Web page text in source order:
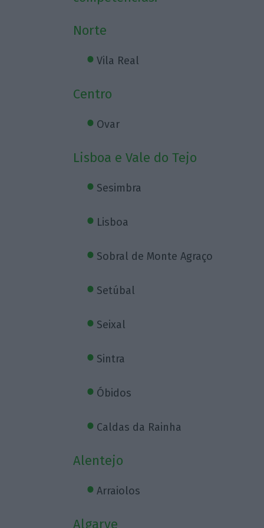
Norte
Vila Real
Centro
Ovar
Lisboa e Vale do Tejo
Sesimbra
Lisboa
Sobral de Monte Agraço
Setúbal
Seixal
Sintra
Óbidos
Caldas da Rainha
Alentejo
Arraiolos
Algarve